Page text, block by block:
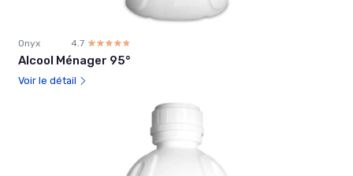
Onyx 4.7 ☆☆☆☆☆
★★★★★
Alcool Ménager 95°
Voir le détail